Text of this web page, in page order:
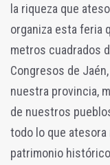
la riqueza que
organiza esta feria
metros cuadrados
Congresos de
nuestra provincia,
de nuestros
todo lo que
patrimonio